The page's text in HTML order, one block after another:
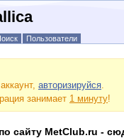
Пользователи
авторизируйся.
занимает 1 минуту!
сайту MetClub.ru -